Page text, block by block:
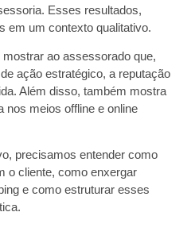
Esses resultados,
em um contexto qualitativo.
ao assessorado que,
ação estratégico, a reputação
Além disso, também mostra
nos meios offline e online
precisamos entender como
o cliente, como enxergar
e como estruturar esses